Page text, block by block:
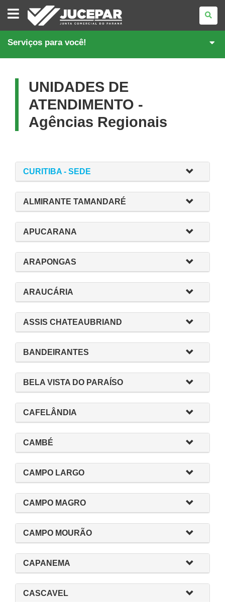
JUNTA
COMERCIAL
DO
PARANÁ
Serviços para você!
UNIDADES DE
ATENDIMENTO -
Agências Regionais
CURITIBA - SEDE
ALMIRANTE TAMANDARÉ
APUCARANA
ARAPONGAS
ARAUCÁRIA
ASSIS CHATEAUBRIAND
BANDEIRANTES
BELA VISTA DO PARAÍSO
CAFELÂNDIA
CAMBÉ
CAMPO LARGO
CAMPO MAGRO
CAMPO MOURÃO
CAPANEMA
CASCAVEL